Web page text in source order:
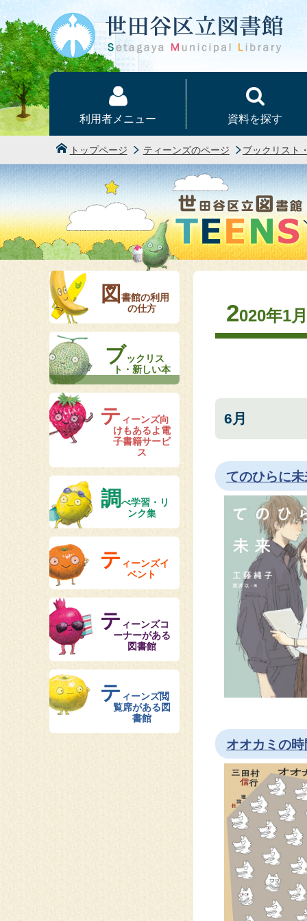
本文へ
利用者メニュー 資料を探す
トップページ ティーンズのページ ブックリスト
2020年1
6月
てのひらに未
オオカミの
図 書館の利用
の仕方
ブックリス
ト・新しい本
テ ィーンズ向
けもあるよ電
子書籍サービ
ス
調べ学習・リ
ンク集
テ ィーンズイ
ベント
テ ィーンズコ
ーナーがある
図書館
テ ィーンズ閲
覧席がある図
書館